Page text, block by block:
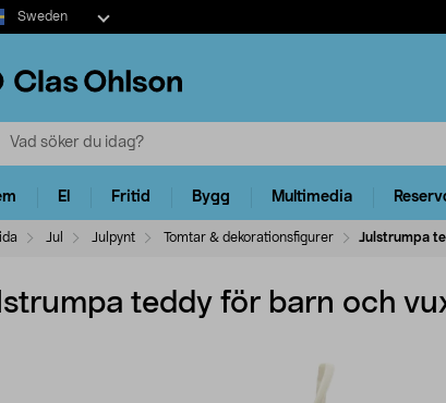
Sweden
El Fritid Bygg Multimedia
Jul Julpynt Tomtar & dekorationsfigurer Julstrumpa
teddy för barn och